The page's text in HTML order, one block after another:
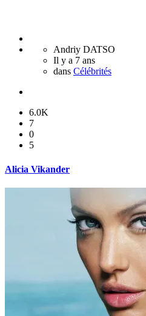
Andriy DATSO
Il y a 7 ans
dans Célébrités
6.0K
7
0
5
Alicia Vikander